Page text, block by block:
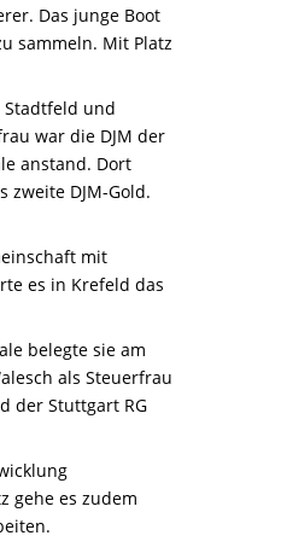
Das junge Boot
sammeln. Mit Platz
Stadtfeld und
war die DJM der
anstand. Dort
DJM-Gold.
mit
es in Krefeld das
belegte sie am
als Steuerfrau
der Stuttgart RG
gehe es zudem